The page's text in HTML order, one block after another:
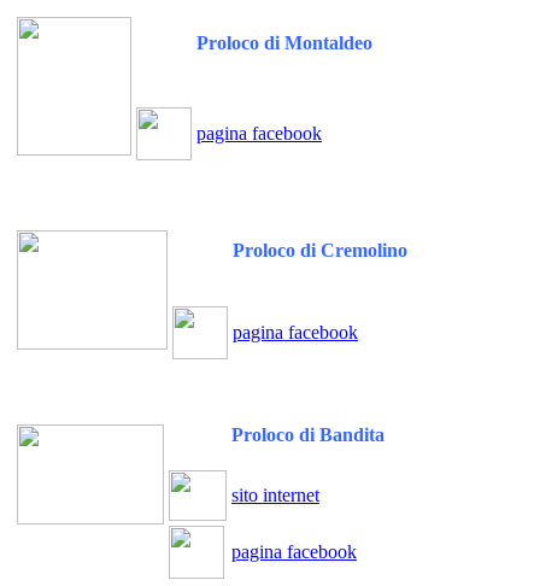
Proloco di Montaldeo
pagina facebook
Proloco di Cremolino
pagina facebook
Proloco di Bandita
sito internet
pagina facebook